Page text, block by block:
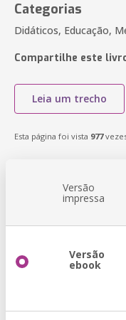
Categorias
Didáticos, Educação,
Compartilhe este
Leia um trecho
Esta página foi vista 977
Versão
impressa
Versão
ebook